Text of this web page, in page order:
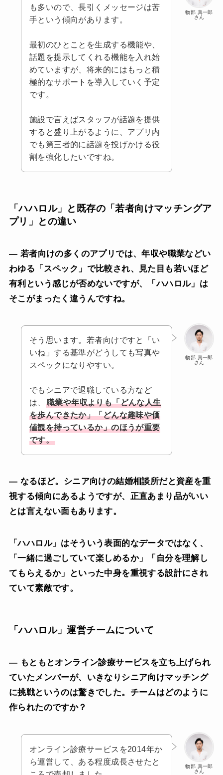
物部 真一郎
さん
も多いので、長引くメッセージは苦
手という傾向があります。
最初のひとことを生成する機能や、
話題を提示してくれる機能を入れ始
めていますが、将来的にはもっと積
極的なサポートを導入していく予定
です。
施設で言えばスタッフが話題を提供
すると盛り上がるように、アプリ内
でも第三者的に話題を投げかける役
割を強化したいですね。
「ハハロル」と既存の「若者向けマッチングア
プリ」との違い
— 若者向けの多くのアプリでは、年収や職業などい
わゆる「スペック」で比較され、見た目も若いほど
有利という感じが否めないですが、「ハハロル」は
そこがまったく違うんですね。
物部 真一郎
さん
そう思います。若者向けですと「い
いね」する基準がどうしても写真や
スペックになりやすい。
でもシニアで退職している方など
は、
職業や年収よりも「どんな人生
を歩んできたか」「どんな趣味や価
値観を持っているか」のほうが重要
です。
— なるほど。シニア向けの結婚相談所だと資産を重
視する傾向にあるようですが、正直あまり品がいい
とは言えない面もあります。
「ハハロル」はそういう表面的なデータではなく、
「一緒に過ごしていて楽しめるか」「自分を理解し
てもらえるか」といった中身を重視する設計にされ
ていて素敵です。
「ハハロル」運営チームについて
— もともとオンライン診療サービスを立ち上げられ
ていたメンバーが、いきなりシニア向けマッチング
に挑戦というのは驚きでした。チームはどのように
作られたのですか？
物部 真一郎
さん
オンライン診療サービスを2014年か
ら運営して、ある程度成長させたと